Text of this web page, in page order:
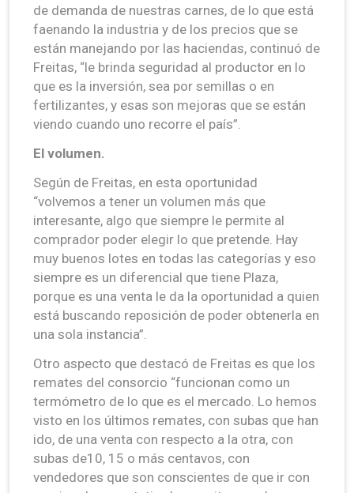
de demanda de nuestras carnes, de lo que está
faenando la industria y de los precios que se
están manejando por las haciendas, continuó de
Freitas, “le brinda seguridad al productor en lo
que es la inversión, sea por semillas o en
fertilizantes, y esas son mejoras que se están
viendo cuando uno recorre el país”.
El volumen.
Según de Freitas, en esta oportunidad
“volvemos a tener un volumen más que
interesante, algo que siempre le permite al
comprador poder elegir lo que pretende. Hay
muy buenos lotes en todas las categorías y eso
siempre es un diferencial que tiene Plaza,
porque es una venta le da la oportunidad a quien
está buscando reposición de poder obtenerla en
una sola instancia”.
Otro aspecto que destacó de Freitas es que los
remates del consorcio “funcionan como un
termómetro de lo que es el mercado. Lo hemos
visto en los últimos remates, con subas que han
ido, de una venta con respecto a la otra, con
subas de10, 15 o más centavos, con
vendedores que son conscientes de que ir con